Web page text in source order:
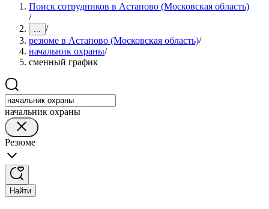
Поиск сотрудников в Астапово (Московская область)
/
... /
резюме в Астапово (Московская область)/
начальник охраны/
сменный график
начальник охраны
Резюме
Найти